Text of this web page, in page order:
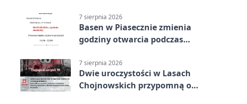
7 sierpnia 2026
Basen w Piasecznie zmienia
godziny otwarcia podczas
7 sierpnia 2026
Dwie uroczystości w Lasach
Chojnowskich przypomną o